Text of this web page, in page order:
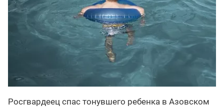
Росгвардеец спас тонувшего ребенка в Азовском